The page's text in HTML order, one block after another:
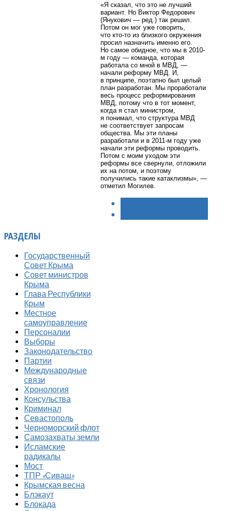
«Я сказал, что это не лучший
вариант. Но Виктор Федорович
(Янукович — ред.) так решил.
Потом он мог уже говорить,
что кто-то из близкого окружения
просил назначить именно его.
Но самое обидное, что мы в 2010-
м году — команда, которая
работала со мной в МВД, —
начали реформу МВД. И,
в принципе, поэтапно был целый
план разработан. Мы проработали
весь процесс реформирования
МВД, потому что в тот момент,
когда я стал министром,
я понимал, что структура МВД
не соответствует запросам
общества. Мы эти планы
разработали и в 2011-м году уже
начали эти реформы проводить.
Потом с моим уходом эти
реформы все свернули, отложили
их на потом, и поэтому
получились такие катаклизмы», —
отметил Могилев.
РАЗДЕЛЫ
Государственный
Совет Крыма
Совет министров
Крыма
Глава Республики
Крым
Местное
самоуправление
Персоналии
Выборы
Законодательство
Партии
Международные
связи
Хронология
Консульства
Криминал
Севастополь
Черноморский флот
Самозахваты земли
Исламские
радикалы
Мост
ТПР «Сиваш»
Крымская весна
Блэкаут
Блокада